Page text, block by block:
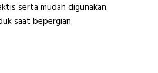
serta mudah digunakan.
saat bepergian.